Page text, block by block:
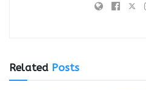
Related Posts